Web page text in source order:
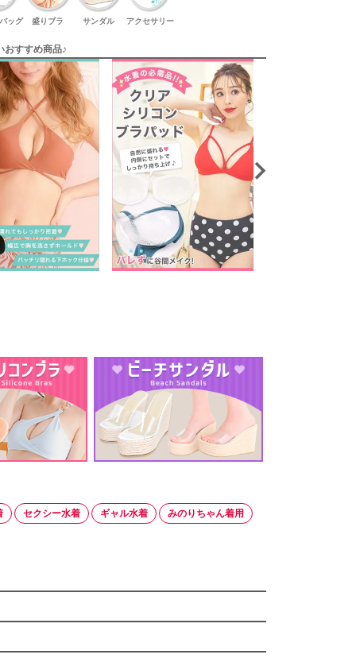
ッグ 盛りブラ サンダル アクセサリー
おすすめ商品♪
セクシー水着 ギャル水着 みのりちゃん着用